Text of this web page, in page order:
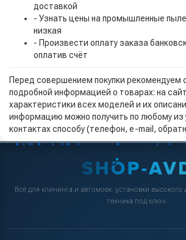
доставкой
- Узнать цены на промышленные
низкая
- Произвести оплату заказа
оплатив счёт
Перед совершением покупки рекомендуем
подробной информацией о товарах: на
характеристики всех моделей и их
информацию можно получить по любому из
контактах способу (телефон, e-mail,
Всё для клининга и автомоек: установки высокого
техника под ключ.